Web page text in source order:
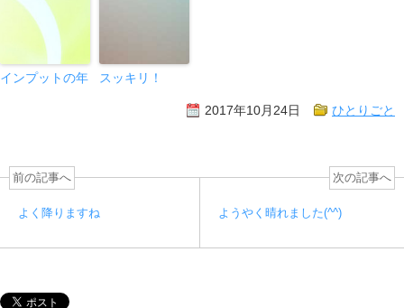
インプットの年 スッキリ！
2017年10月24日 ひとりごと
前の記事へ
よく降りますね
次の記事へ
ようやく晴れました(^^)